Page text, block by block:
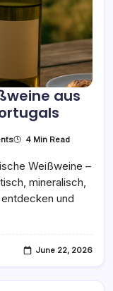
aus
On
Frische
Aus
Den
Regionen
4 Min Read
Weißweine –
mineralisch,
und
June 22, 2026